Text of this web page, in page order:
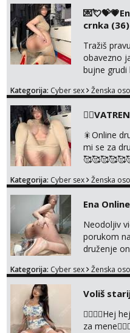
crnka
Tražiš
obavezno
bujne grudi
pričam.
Uvijek sam
Volim
Radim
raznih
Kategorija: Cyber sex Ženska
🎇Online
mi se za
WhatsApp
DRUZENJA
Kategorija: Cyber sex Ženska
Ena
Neodoljiv
porukom
druženje
Kategorija: Cyber sex Ženska
Voliš
❤️‍🔥❤️‍🔥Hej
za